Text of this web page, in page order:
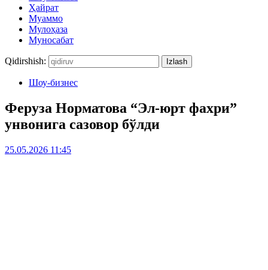
Ҳайрат
Муаммо
Мулоҳаза
Муносабат
Qidirshish:
Шоу-бизнес
Феруза Норматова “Эл-юрт фахри”
унвонига сазовор бўлди
25.05.2026 11:45